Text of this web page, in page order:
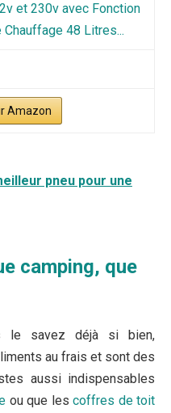
et 230v avec Fonction
48 Litres...
Amazon
pneu pour une
camping, que
le savez déjà si bien,
au frais et sont des
aussi indispensables
ou que les coffres de toit